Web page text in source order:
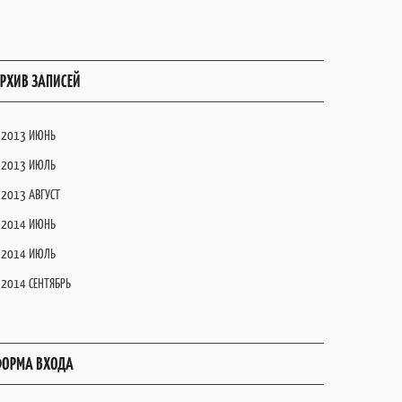
ЗАПИСЕЙ
2013 ИЮНЬ
2013 ИЮЛЬ
2013 АВГУСТ
2014 ИЮНЬ
2014 ИЮЛЬ
2014 СЕНТЯБРЬ
ВХОДА